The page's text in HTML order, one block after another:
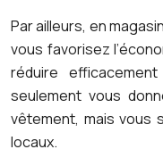
Par ailleurs, en
vous favorisez
réduire
seulement vous
vêtement, mais vous
locaux.